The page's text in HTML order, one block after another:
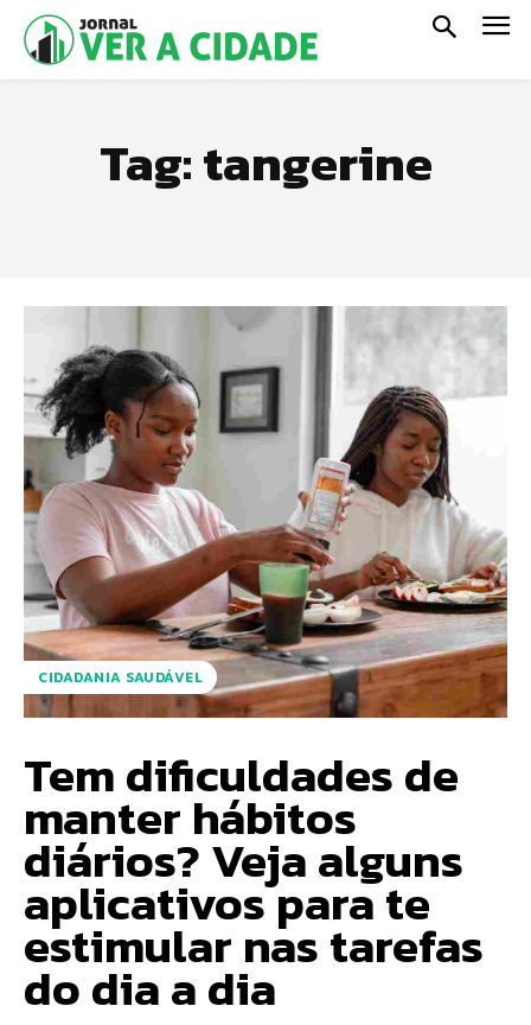
Tag:tangerine
CIDADANIA SAUDÁVEL
Tem dificuldades de
manter hábitos
diários? Veja alguns
aplicativos para te
estimular nas tarefas
do dia a dia